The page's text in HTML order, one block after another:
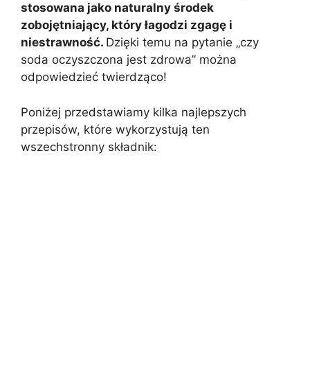
stosowana jako naturalny środek
zobojętniający, który łagodzi zgagę i
niestrawność. Dzięki temu na pytanie „czy
soda oczyszczona jest zdrowa” można
odpowiedzieć twierdząco!
Poniżej przedstawiamy kilka najlepszych
przepisów, które wykorzystują ten
wszechstronny składnik: